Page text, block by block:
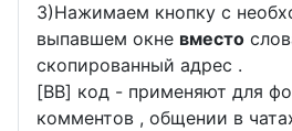
3)Нажимаем кнопку с
выпавшем окне вместо
скопированный адрес .
[BB] код - применяют для
комментов , общении в